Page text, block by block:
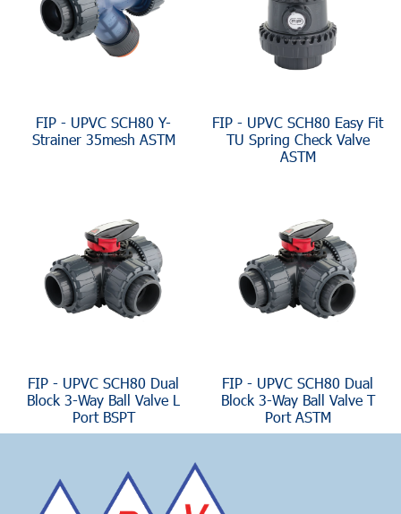
FIP - UPVC SCH80 Y-
Strainer 35mesh ASTM
FIP - UPVC SCH80 Easy Fit
TU Spring Check Valve
ASTM
FIP - UPVC SCH80 Dual
Block 3-Way Ball Valve L
Port BSPT
FIP - UPVC SCH80 Dual
Block 3-Way Ball Valve T
Port ASTM